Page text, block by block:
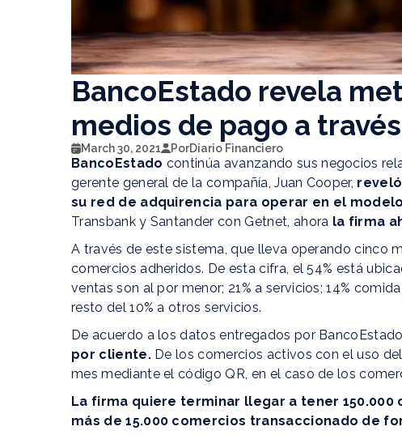
BancoEstado revela
medios de pago a
March 30, 2021 PorDiario Financiero
BancoEstado continúa avanzando sus negocios
gerente general de la compañía, Juan Cooper,
su red de adquirencia para operar en el
Transbank y Santander con Getnet, ahora la firma
A través de este sistema, que lleva operando cinco
comercios adheridos. De esta cifra, el 54% está
ventas son al por menor; 21% a servicios; 14%
resto del 10% a otros servicios.
De acuerdo a los datos entregados por
por cliente.De los comercios activos con el uso
mes mediante el código QR, en el caso de los
La firma quiere terminar llegar a tener
más de 15.000 comercios transaccionado de